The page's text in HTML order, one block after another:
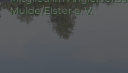
Mulde/Elster e. V.